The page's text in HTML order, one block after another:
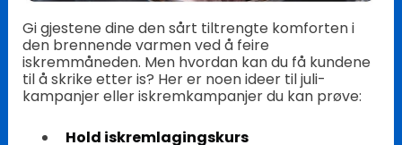
Gi gjestene dine den sårt tiltrengte komforten i
den brennende varmen ved å feire
iskremmåneden. Men hvordan kan du få kundene
til å skrike etter is? Her er noen ideer til juli-
kampanjer eller iskremkampanjer du kan prøve:
Hold iskremlagingskurs